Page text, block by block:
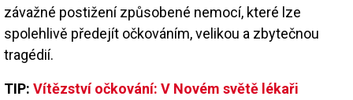
závažné postižení způsobené nemocí, které lze
spolehlivě předejít očkováním, velikou a zbytečnou
tragédií.
TIP: Vítězství očkování: V Novém světě lékaři